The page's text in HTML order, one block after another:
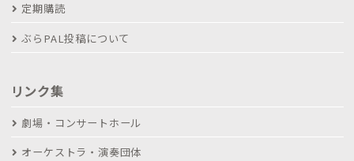
定期購読
ぶらPAL投稿について
リンク集
劇場・コンサートホール
オーケストラ・演奏団体